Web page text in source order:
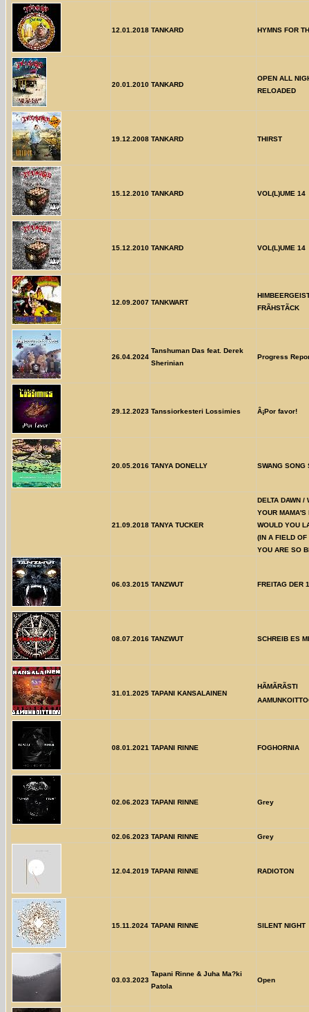
12.01.2018 TANKARD HYMNS FOR
20.01.2010 TANKARD
OPEN ALL
RELOADED
19.12.2008 TANKARD THIRST
15.12.2010 TANKARD VOL(L)UME 14
15.12.2010 TANKARD VOL(L)UME 14
12.09.2007 TANKWART
FRÃHSTÃCK
26.04.2024
Tanshuman Das feat. Derek
Sherinian
Progress
29.12.2023 Tanssiorkesteri Lossimies Â¡Por favor!
20.05.2016 TANYA DONELLY SWANG SONG
21.09.2018 TANYA TUCKER
DELTA DAWN /
YOUR MAMA'S
WOULD YOU
(IN A FIELD OF
YOU ARE SO
06.03.2015 TANZWUT FREITAG DER
08.07.2016 TANZWUT SCHREIB ES
31.01.2025 TAPANI KANSALAINEN
HÃMÃRÃSTI
08.01.2021 TAPANI RINNE FOGHORNIA
02.06.2023 TAPANI RINNE Grey
02.06.2023 TAPANI RINNE Grey
12.04.2019 TAPANI RINNE RADIOTON
15.11.2024 TAPANI RINNE SILENT NIGHT
03.03.2023
Tapani Rinne & Juha Ma?ki
Patola
Open